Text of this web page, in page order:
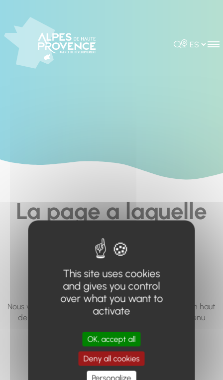
Rechercher
Choisir la
La page a laquelle
vous cherchez à
accéder n'existe
pas... ou plus.
Nous vous invitons à utiliser le moteur de recherche en haut
de page, ou à utiliser le menu pour trouver le contenu
Retour à l'accueil
This site uses cookies
and gives you control
over what you want to
activate
OK, accept all
Deny all cookies
Personalize